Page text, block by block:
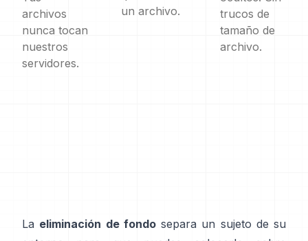
archivos
nunca tocan
nuestros
servidores.
un archivo.
trucos de
tamaño de
archivo.
La eliminación de fondosepara un sujeto de su